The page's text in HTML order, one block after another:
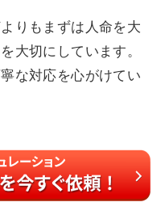
りもまずは人命を大
大切にしています。
な対応を心がけてい